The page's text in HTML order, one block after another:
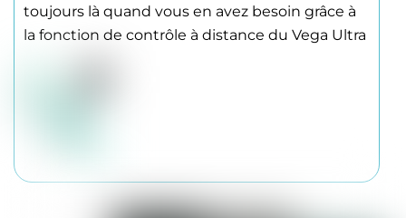
toujours là quand vous en avez besoin grâce à
la fonction de contrôle à distance du Vega Ultra